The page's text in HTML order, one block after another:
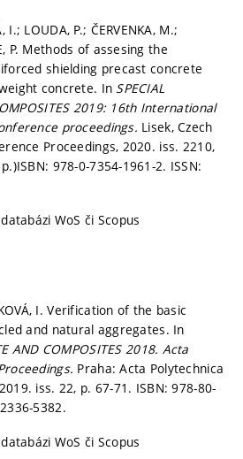
I.; LOUDA, P.; ČERVENKA, M.;
P. Methods of assesing the
shielding precast concrete
concrete. In SPECIAL
2019: 16th International
proceedings. Lisek, Czech
Proceedings, 2020. iss. 2210,
ISBN: 978-0-7354-1961-2. ISSN:
WoS či Scopus
I. Verification of the basic
and natural aggregates. In
AND COMPOSITES 2018. Acta
Praha: Acta Polytechnica
iss. 22, p. 67-71. ISBN: 978-80-
5382.
WoS či Scopus